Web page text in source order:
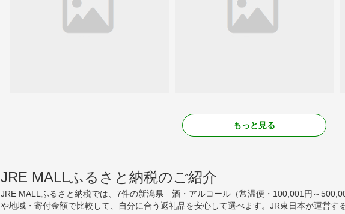
もっと見る
JRE MALLふるさと納税のご紹介
JRE MALLふるさと納税では、7件の新潟県 酒・アルコール（常温便・100,001円～
や地域・寄付金額で比較して、自分に合う返礼品を安心して選べます。JR東日本が運営す